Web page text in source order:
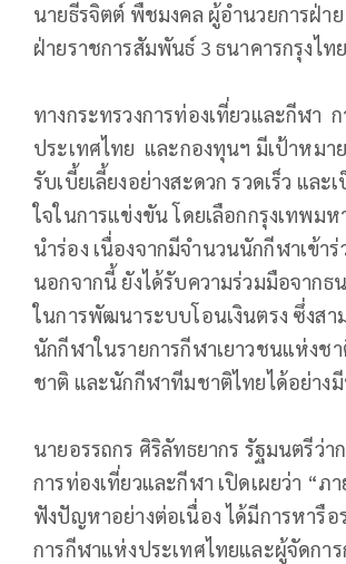
นายธีรจิตต์ พืชมงคล ผู้อำนวยการฝ่า
ฝ่ายราชการสัมพันธ์ 3 ธนาคารกรุงไท
ทางกระทรวงการท่องเที่ยวและกีฬา
ประเทศไทย และกองทุนฯ มีเป้าหมา
รับเบี้ยเลี้ยงอย่างสะดวก รวดเร็ว และ
ใจในการแข่งขัน โดยเลือกกรุงเทพม
นำร่อง เนื่องจากมีจำนวนนักกีฬาเข้า
นอกจากนี้ ยังได้รับความร่วมมือจากธ
ในการพัฒนาระบบโอนเงินตรง ซึ่งสา
นักกีฬาในรายการกีฬาเยาวชนแห่งช
ชาติ และนักกีฬาทีมชาติไทยได้อย่าง
นายอรรถกร ศิริลัทธยากร รัฐมนตรีว่า
การท่องเที่ยวและกีฬา เปิดเผยว่า “ภ
ฟังปัญหาอย่างต่อเนื่อง ได้มีการหารือ
การกีฬาแห่งประเทศไทยและผู้จัดกา